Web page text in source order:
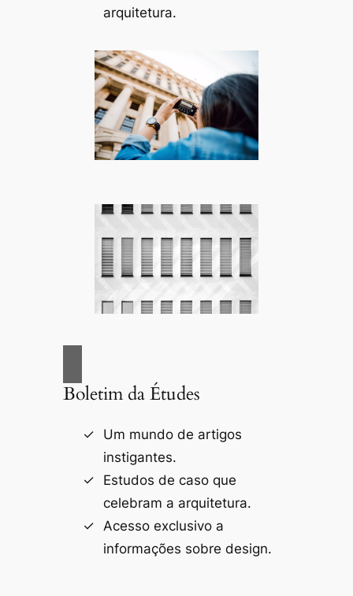
arquitetura.
Boletim da Études
Um mundo de artigos
instigantes.
Estudos de caso que
celebram a arquitetura.
Acesso exclusivo a
informações sobre design.